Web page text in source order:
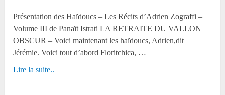
Présentation des Haïdoucs – Les Récits d’Adrien Zograffi –
Volume III de Panaït Istrati LA RETRAITE DU VALLON
OBSCUR – Voici maintenant les haïdoucs, Adrien,dit
Jérémie. Voici tout d’abord Floritchica, …
Lire la suite..